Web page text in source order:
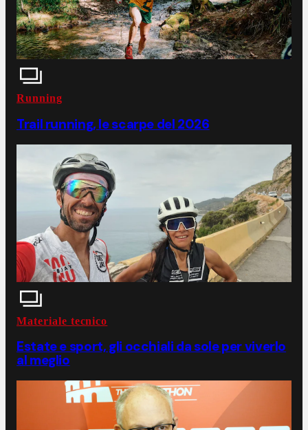
Running
Trail running, le scarpe del 2026
Materiale tecnico
Estate e sport, gli occhiali da sole per viverlo
al meglio